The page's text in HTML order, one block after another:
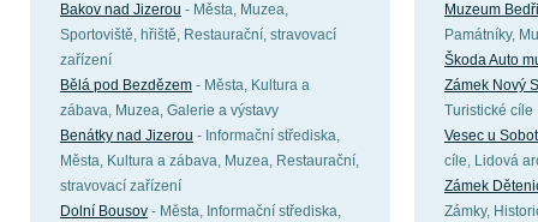
Bakov nad Jizerou - Města, Muzea,
Sportoviště, hřiště, Restaurační, stravovací
zařízení
Bělá pod Bezdězem - Města, Kultura a
zábava, Muzea, Galerie a výstavy
Benátky nad Jizerou - Informační střediska,
Města, Kultura a zábava, Muzea, Restaurační,
stravovací zařízení
Dolní Bousov - Města, Informační střediska,
Muzeum
Památníky,
Škoda Auto
Zámek Nový
Turistické cíle
Vesec u
cíle, Lidová
Zámek
Zámky,